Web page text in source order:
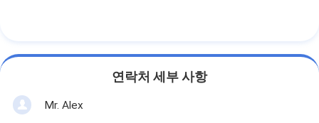
연락처 세부 사항
Mr. Alex